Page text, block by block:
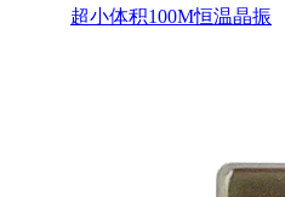
超小体积100M恒温晶振